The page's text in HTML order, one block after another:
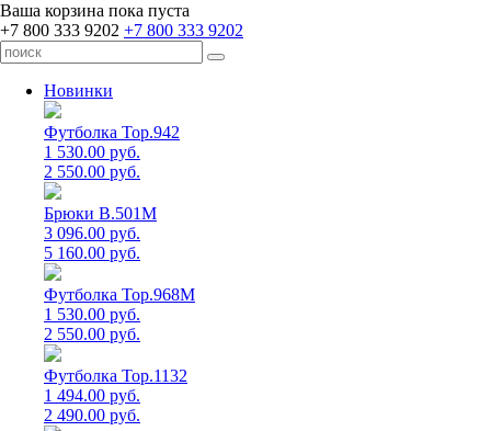
Ваша корзина пока пуста
+7 800 333 9202 +7 800 333 9202
Новинки
Футболка Top.942
1 530.00 руб.
2 550.00 руб.
Брюки B.501M
3 096.00 руб.
5 160.00 руб.
Футболка Top.968M
1 530.00 руб.
2 550.00 руб.
Футболка Top.1132
1 494.00 руб.
2 490.00 руб.